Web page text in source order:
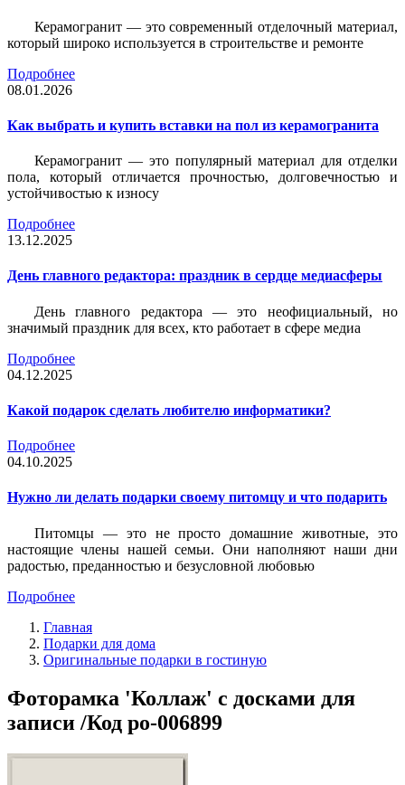
Керамогранит — это современный отделочный материал,
который широко используется в строительстве и ремонте
Подробнее
08.01.2026
Как выбрать и купить вставки на пол из керамогранита
Керамогранит — это популярный материал для отделки
пола, который отличается прочностью, долговечностью и
устойчивостью к износу
Подробнее
13.12.2025
День главного редактора: праздник в сердце медиасферы
День главного редактора — это неофициальный, но
значимый праздник для всех, кто работает в сфере медиа
Подробнее
04.12.2025
Какой подарок сделать любителю информатики?
Подробнее
04.10.2025
Нужно ли делать подарки своему питомцу и что подарить
Питомцы — это не просто домашние животные, это
настоящие члены нашей семьи. Они наполняют наши дни
радостью, преданностью и безусловной любовью
Подробнее
Главная
Подарки для дома
Оригинальные подарки в гостиную
Фоторамка 'Коллаж' с досками для
записи /Код po-006899